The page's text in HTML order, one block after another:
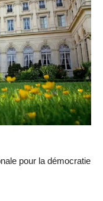
pour la démocratie